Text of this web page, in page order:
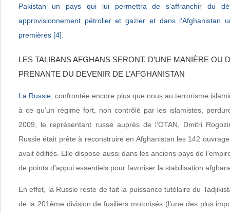
Pakistan un pays qui lui permettra de s’affranchir du
approvisionnement pétrolier et gazier et dans l’Afghanistan
premières [4]
LES TALIBANS AFGHANS SERONT, D’UNE MANIÈRE OU
PRENANTE DU DEVENIR DE L’AFGHANISTAN
La Russie , confrontée encore plus que nous au terrorisme
à ce qu’un régime fort, non contrôlé par les islamistes,
2009, le représentant russe auprès de l’OTAN, Dmitri
Russie était prête à reconstruire en Afghanistan les 142
avait édifiés. Elle dispose aussi dans les anciens pays de
de points d’appui essentiels pour favoriser la stabilisation
En effet, la Russie reste de fait la puissance tutélaire du
de la 201ème division de fusiliers motorisés (l’une des plus